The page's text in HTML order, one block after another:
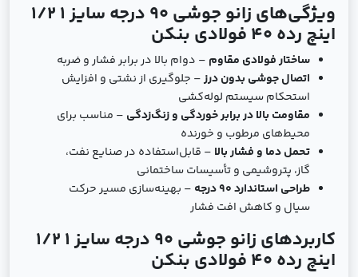
ویژگی‌های زانو جوشی 90 درجه سایز 1 1/2
اینچ رده 40 فولادی بنکن
ساختار فولادی مقاوم – دوام بالا در برابر فشار و ضربه
اتصال جوشی بدون درز– جلوگیری از نشتی و افزایش
استحکام سیستم لوله‌کشی
مقاومت بالا در برابر خوردگی و زنگ‌زدگی – مناسب برای
محیط‌های مرطوب و خورنده
تحمل دما و فشار بالا – قابل‌استفاده در صنایع نفت،
گاز، پتروشیمی و تأسیسات ساختمانی
طراحی استاندارد 90 درجه
– بهینه‌سازی مسیر حرکت
سیال و کاهش افت فشار
کاربردهای زانو جوشی 90 درجه سایز 1 1/2
اینچ رده 40 فولادی بنکن